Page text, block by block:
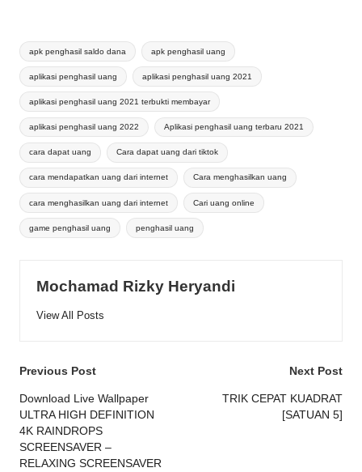
Tags:
apk penghasil saldo dana apk penghasil uang
aplikasi penghasil uang aplikasi penghasil uang 2021
aplikasi penghasil uang 2021 terbukti membayar
aplikasi penghasil uang 2022 Aplikasi penghasil uang terbaru 2021
cara dapat uang Cara dapat uang dari tiktok
cara mendapatkan uang dari internet Cara menghasilkan uang
cara menghasilkan uang dari internet Cari uang online
game penghasil uang penghasil uang
Mochamad Rizky Heryandi
View All Posts
Post
navigation
Previous Post
Download Live Wallpaper
ULTRA HIGH DEFINITION
4K RAINDROPS
SCREENSAVER –
RELAXING SCREENSAVER
Next Post
TRIK CEPAT KUADRAT
[SATUAN 5]